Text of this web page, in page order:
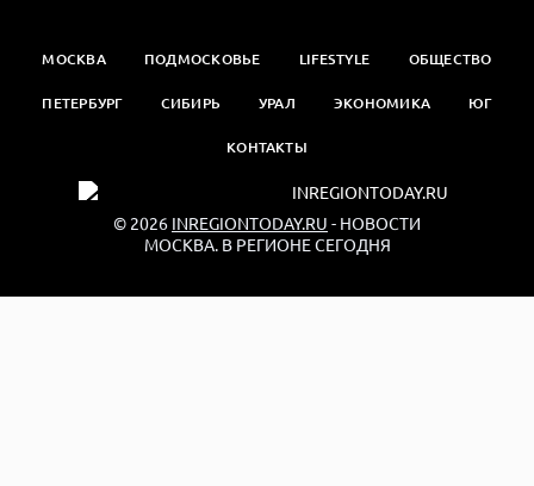
МОСКВА ПОДМОСКОВЬЕ LIFESTYLE ОБЩЕСТВО
ПЕТЕРБУРГ СИБИРЬ УРАЛ ЭКОНОМИКА ЮГ
КОНТАКТЫ
© 2026 INREGIONTODAY.RU - НОВОСТИ
МОСКВА. В РЕГИОНЕ СЕГОДНЯ